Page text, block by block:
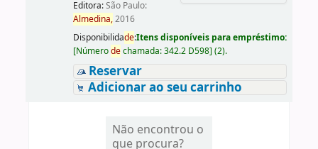
Editora:São Paulo:
Almedina,2016
Disponibilidade:Itens disponíveis para empréstimo:
[Númerodechamada:342.2 D598] (2).
Reservar
Adicionar ao seu carrinho
Não encontrou o
que procura?